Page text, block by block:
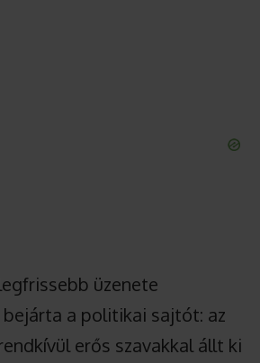
üzenete
a politikai sajtót: az
erős szavakkal állt ki